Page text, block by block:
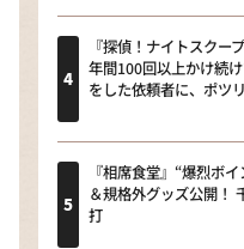
『探偵！ナイトスクー
年間100回以上かけ続
をした依頼者に、ポツ
『相席食堂』“爆烈ボ
＆規格外グッズ公開！
打